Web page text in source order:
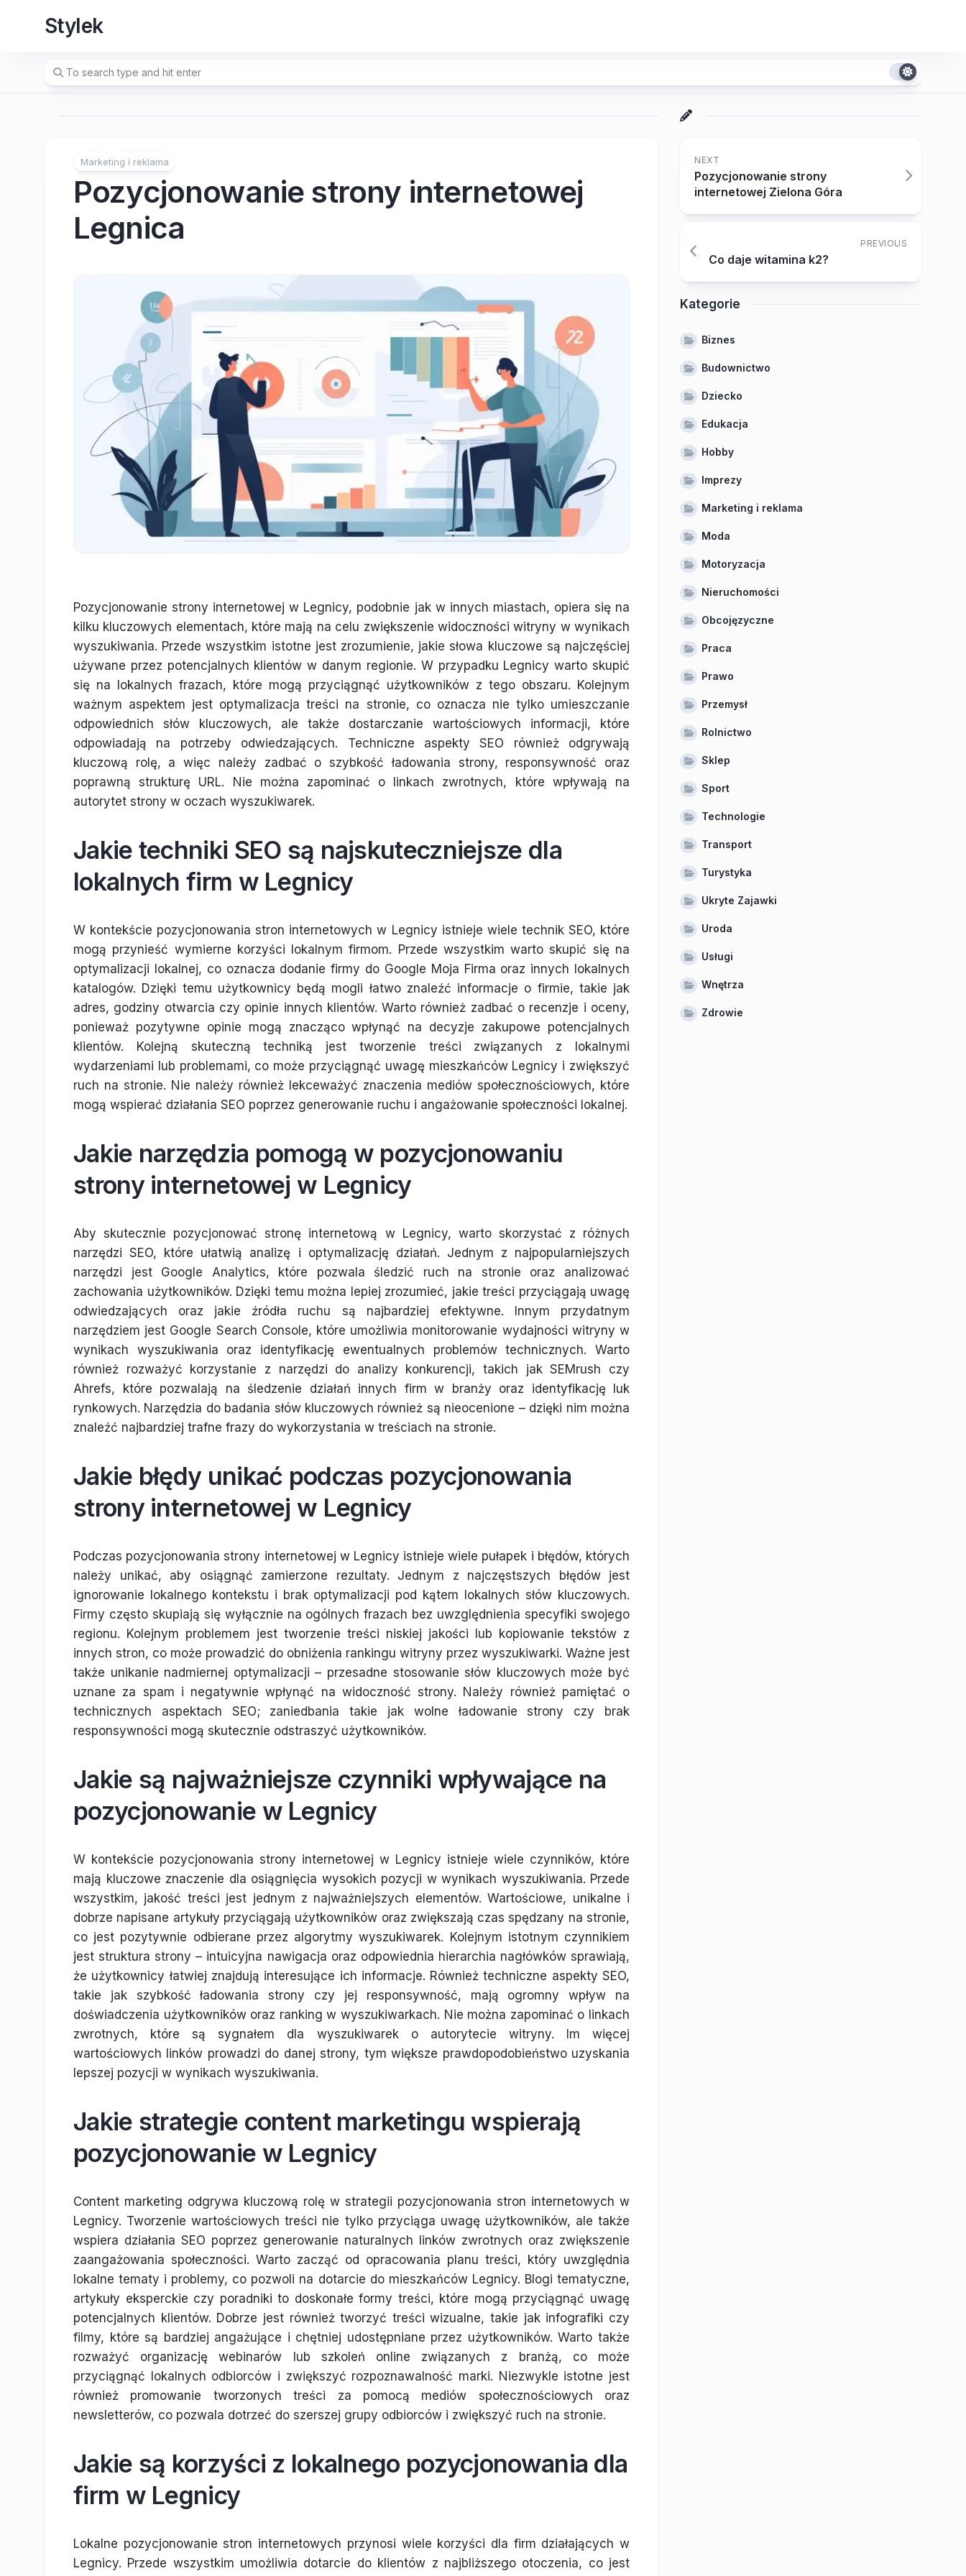
Stylek
Marketing i reklama
Pozycjonowanie strony internetowej
Legnica
Pozycjonowanie strony internetowej w Legnicy, podobnie jak w innych miastach, opiera się na
kilku kluczowych elementach, które mają na celu zwiększenie widoczności witryny w wynikach
wyszukiwania. Przede wszystkim istotne jest zrozumienie, jakie słowa kluczowe są najczęściej
używane przez potencjalnych klientów w danym regionie. W przypadku Legnicy warto skupić
się na lokalnych frazach, które mogą przyciągnąć użytkowników z tego obszaru. Kolejnym
ważnym aspektem jest optymalizacja treści na stronie, co oznacza nie tylko umieszczanie
odpowiednich słów kluczowych, ale także dostarczanie wartościowych informacji, które
odpowiadają na potrzeby odwiedzających. Techniczne aspekty SEO również odgrywają
kluczową rolę, a więc należy zadbać o szybkość ładowania strony, responsywność oraz
poprawną strukturę URL. Nie można zapominać o linkach zwrotnych, które wpływają na
autorytet strony w oczach wyszukiwarek.
Jakie techniki SEO są najskuteczniejsze dla
lokalnych firm w Legnicy
W kontekście pozycjonowania stron internetowych w Legnicy istnieje wiele technik SEO, które
mogą przynieść wymierne korzyści lokalnym firmom. Przede wszystkim warto skupić się na
optymalizacji lokalnej, co oznacza dodanie firmy do Google Moja Firma oraz innych lokalnych
katalogów. Dzięki temu użytkownicy będą mogli łatwo znaleźć informacje o firmie, takie jak
adres, godziny otwarcia czy opinie innych klientów. Warto również zadbać o recenzje i oceny,
ponieważ pozytywne opinie mogą znacząco wpłynąć na decyzje zakupowe potencjalnych
klientów. Kolejną skuteczną techniką jest tworzenie treści związanych z lokalnymi
wydarzeniami lub problemami, co może przyciągnąć uwagę mieszkańców Legnicy i zwiększyć
ruch na stronie. Nie należy również lekceważyć znaczenia mediów społecznościowych, które
mogą wspierać działania SEO poprzez generowanie ruchu i angażowanie społeczności lokalnej.
Jakie narzędzia pomogą w pozycjonowaniu
strony internetowej w Legnicy
Aby skutecznie pozycjonować stronę internetową w Legnicy, warto skorzystać z różnych
narzędzi SEO, które ułatwią analizę i optymalizację działań. Jednym z najpopularniejszych
narzędzi jest Google Analytics, które pozwala śledzić ruch na stronie oraz analizować
zachowania użytkowników. Dzięki temu można lepiej zrozumieć, jakie treści przyciągają uwagę
odwiedzających oraz jakie źródła ruchu są najbardziej efektywne. Innym przydatnym
narzędziem jest Google Search Console, które umożliwia monitorowanie wydajności witryny w
wynikach wyszukiwania oraz identyfikację ewentualnych problemów technicznych. Warto
również rozważyć korzystanie z narzędzi do analizy konkurencji, takich jak SEMrush czy
Ahrefs, które pozwalają na śledzenie działań innych firm w branży oraz identyfikację luk
rynkowych. Narzędzia do badania słów kluczowych również są nieocenione – dzięki nim można
znaleźć najbardziej trafne frazy do wykorzystania w treściach na stronie.
Jakie błędy unikać podczas pozycjonowania
strony internetowej w Legnicy
Podczas pozycjonowania strony internetowej w Legnicy istnieje wiele pułapek i błędów, których
należy unikać, aby osiągnąć zamierzone rezultaty. Jednym z najczęstszych błędów jest
ignorowanie lokalnego kontekstu i brak optymalizacji pod kątem lokalnych słów kluczowych.
Firmy często skupiają się wyłącznie na ogólnych frazach bez uwzględnienia specyfiki swojego
regionu. Kolejnym problemem jest tworzenie treści niskiej jakości lub kopiowanie tekstów z
innych stron, co może prowadzić do obniżenia rankingu witryny przez wyszukiwarki. Ważne jest
także unikanie nadmiernej optymalizacji – przesadne stosowanie słów kluczowych może być
uznane za spam i negatywnie wpłynąć na widoczność strony. Należy również pamiętać o
technicznych aspektach SEO; zaniedbania takie jak wolne ładowanie strony czy brak
responsywności mogą skutecznie odstraszyć użytkowników.
Jakie są najważniejsze czynniki wpływające na
pozycjonowanie w Legnicy
W kontekście pozycjonowania strony internetowej w Legnicy istnieje wiele czynników, które
mają kluczowe znaczenie dla osiągnięcia wysokich pozycji w wynikach wyszukiwania. Przede
wszystkim, jakość treści jest jednym z najważniejszych elementów. Wartościowe, unikalne i
dobrze napisane artykuły przyciągają użytkowników oraz zwiększają czas spędzany na stronie,
co jest pozytywnie odbierane przez algorytmy wyszukiwarek. Kolejnym istotnym czynnikiem
jest struktura strony – intuicyjna nawigacja oraz odpowiednia hierarchia nagłówków sprawiają,
że użytkownicy łatwiej znajdują interesujące ich informacje. Również techniczne aspekty SEO,
takie jak szybkość ładowania strony czy jej responsywność, mają ogromny wpływ na
doświadczenia użytkowników oraz ranking w wyszukiwarkach. Nie można zapominać o linkach
zwrotnych, które są sygnałem dla wyszukiwarek o autorytecie witryny. Im więcej
wartościowych linków prowadzi do danej strony, tym większe prawdopodobieństwo uzyskania
lepszej pozycji w wynikach wyszukiwania.
Jakie strategie content marketingu wspierają
pozycjonowanie w Legnicy
Content marketing odgrywa kluczową rolę w strategii pozycjonowania stron internetowych w
Legnicy. Tworzenie wartościowych treści nie tylko przyciąga uwagę użytkowników, ale także
wspiera działania SEO poprzez generowanie naturalnych linków zwrotnych oraz zwiększenie
zaangażowania społeczności. Warto zacząć od opracowania planu treści, który uwzględnia
lokalne tematy i problemy, co pozwoli na dotarcie do mieszkańców Legnicy. Blogi tematyczne,
artykuły eksperckie czy poradniki to doskonałe formy treści, które mogą przyciągnąć uwagę
potencjalnych klientów. Dobrze jest również tworzyć treści wizualne, takie jak infografiki czy
filmy, które są bardziej angażujące i chętniej udostępniane przez użytkowników. Warto także
rozważyć organizację webinarów lub szkoleń online związanych z branżą, co może
przyciągnąć lokalnych odbiorców i zwiększyć rozpoznawalność marki. Niezwykle istotne jest
również promowanie tworzonych treści za pomocą mediów społecznościowych oraz
newsletterów, co pozwala dotrzeć do szerszej grupy odbiorców i zwiększyć ruch na stronie.
Jakie są korzyści z lokalnego pozycjonowania dla
firm w Legnicy
Lokalne pozycjonowanie stron internetowych przynosi wiele korzyści dla firm działających w
Legnicy. Przede wszystkim umożliwia dotarcie do klientów z najbliższego otoczenia, co jest
NEXT
Pozycjonowanie strony
internetowej Zielona Góra
PREVIOUS
Co daje witamina k2?
Kategorie
Biznes
Budownictwo
Dziecko
Edukacja
Hobby
Imprezy
Marketing i reklama
Moda
Motoryzacja
Nieruchomości
Obcojęzyczne
Praca
Prawo
Przemysł
Rolnictwo
Sklep
Sport
Technologie
Transport
Turystyka
Ukryte Zajawki
Uroda
Usługi
Wnętrza
Zdrowie